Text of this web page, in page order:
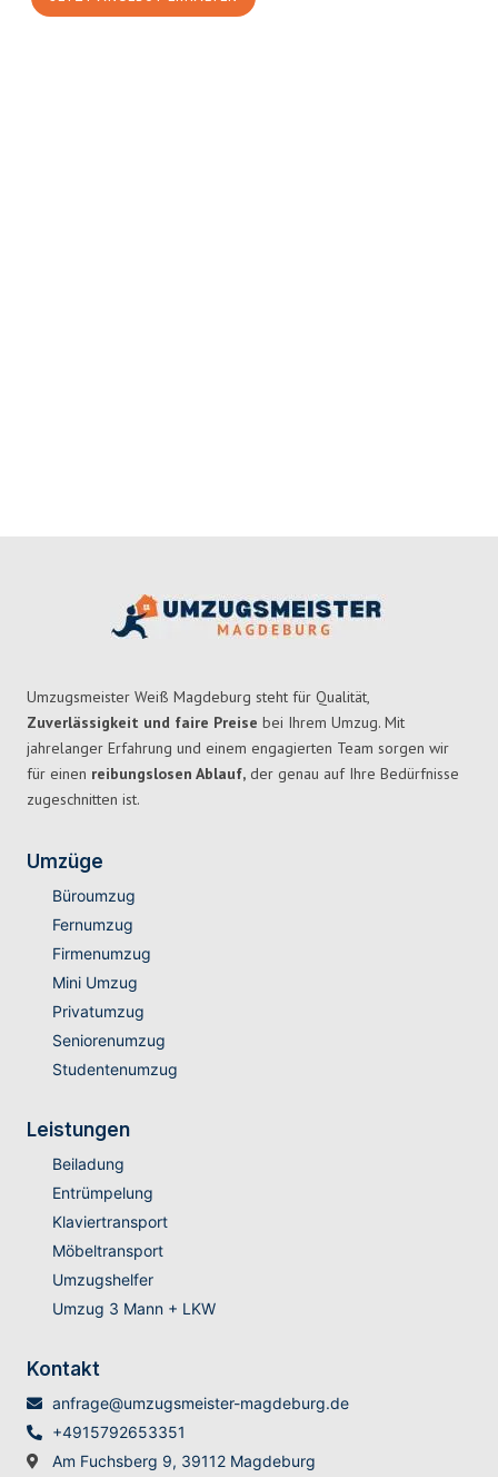
Umzugsmeister Weiß Magdeburg steht für Qualität,
Zuverlässigkeit und faire Preise bei Ihrem Umzug. Mit
jahrelanger Erfahrung und einem engagierten Team sorgen wir
für einen reibungslosen Ablauf, der genau auf Ihre Bedürfnisse
zugeschnitten ist.
Umzüge
Büroumzug
Fernumzug
Firmenumzug
Mini Umzug
Privatumzug
Seniorenumzug
Studentenumzug
Leistungen
Beiladung
Entrümpelung
Klaviertransport
Möbeltransport
Umzugshelfer
Umzug 3 Mann + LKW
Kontakt
anfrage@umzugsmeister-magdeburg.de
+4915792653351
Am Fuchsberg 9, 39112 Magdeburg